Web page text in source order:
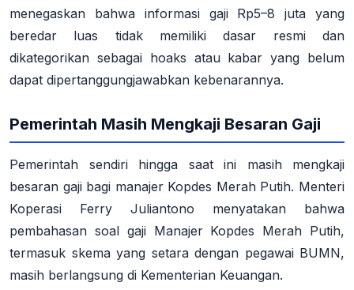
menegaskan bahwa informasi gaji Rp5–8 juta yang
beredar luas tidak memiliki dasar resmi dan
dikategorikan sebagai hoaks atau kabar yang belum
dapat dipertanggungjawabkan kebenarannya.
Pemerintah Masih Mengkaji Besaran Gaji
Pemerintah sendiri hingga saat ini masih mengkaji
besaran gaji bagi manajer Kopdes Merah Putih. Menteri
Koperasi Ferry Juliantono menyatakan bahwa
pembahasan soal gaji Manajer Kopdes Merah Putih,
termasuk skema yang setara dengan pegawai BUMN,
masih berlangsung di Kementerian Keuangan.